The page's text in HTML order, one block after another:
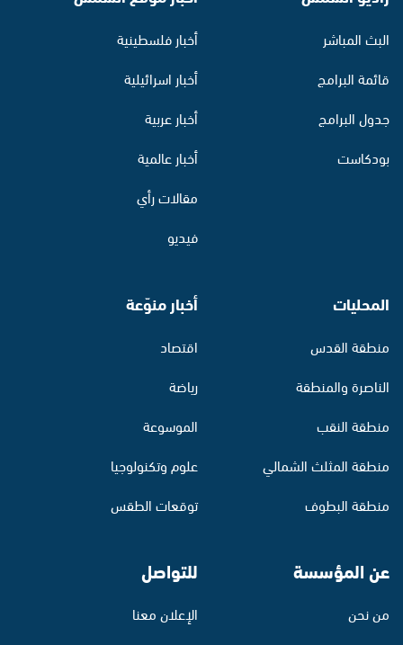
البث المباشر
قائمة البرامج
جدول البرامج
بودكاست
أخبار فلسطينية
أخبار اسرائيلية
أخبار عربية
أخبار عالمية
مقالات رأي
فيديو
المحليات
منطقة القدس
الناصرة والمنطقة
منطقة النقب
منطقة المثلث الشمالي
منطقة البطوف
أخبار منوّعة
اقتصاد
رياضة
الموسوعة
علوم وتكنولوجيا
توقعات الطقس
عن المؤسسة
من نحن
للتواصل
الإعلان معنا